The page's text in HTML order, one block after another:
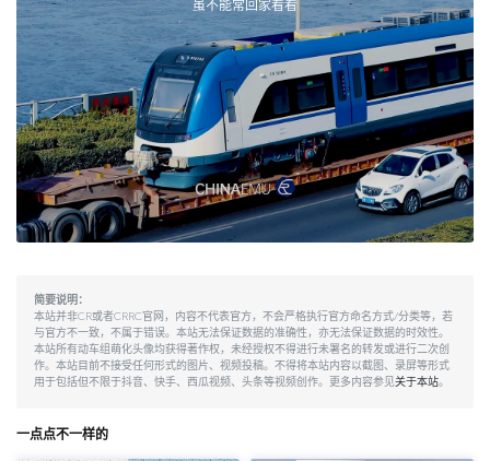
虽不能常回家看看
简要说明：
本站并非CR或者CRRC官网，内容不代表官方，不会严格执行官方命名方式/分类等，若
与官方不一致，不属于错误。本站无法保证数据的准确性，亦无法保证数据的时效性。
本站所有动车组萌化头像均获得著作权，未经授权不得进行未署名的转发或进行二次创
作。本站目前不接受任何形式的图片、视频投稿。不得将本站内容以截图、录屏等形式
用于包括但不限于抖音、快手、西瓜视频、头条等视频创作。更多内容参见关于本站。
一点点不一样的